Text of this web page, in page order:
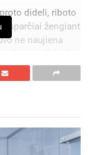
dideli, riboto
sparčiai žengiant
ne naujiena
juo naudojasi
šalių namų
meistriškumo